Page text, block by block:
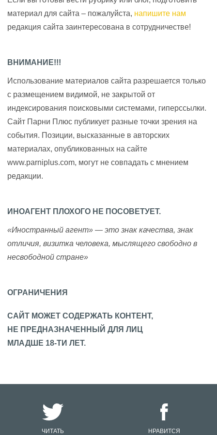
материал для сайта – пожалуйста, напишите нам
редакция сайта заинтересована в сотрудничестве!
ВНИМАНИЕ!!!
Использование материалов сайта разрешается только
с размещением видимой, не закрытой от
индексирования поисковыми системами, гиперссылки.
Сайт Парни Плюс публикует разные точки зрения на
события. Позиции, высказанные в авторских
материалах, опубликованных на сайте
www.parniplus.com, могут не совпадать с мнением
редакции.
ИНОАГЕНТ ПЛОХОГО НЕ ПОСОВЕТУЕТ.
«Иностранный агент» — это знак качества, знак
отличия, визитка человека, мыслящего свободно в
несвободной стране»
ОГРАНИЧЕНИЯ
САЙТ МОЖЕТ СОДЕРЖАТЬ КОНТЕНТ,
НЕ ПРЕДНАЗНАЧЕННЫЙ ДЛЯ ЛИЦ
МЛАДШЕ 18-ТИ ЛЕТ.
ЧИТАТЬ НРАВИТСЯ